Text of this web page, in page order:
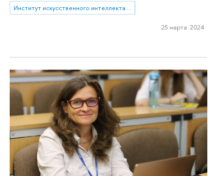
Институт искусственного интеллекта и цифровых наук
25 марта 2024